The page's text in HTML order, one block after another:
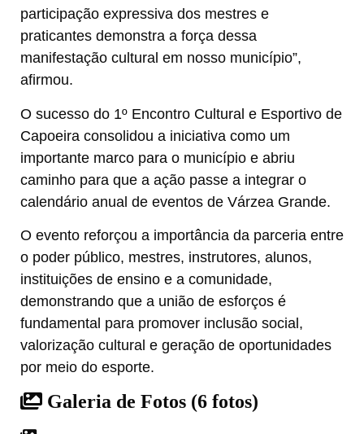
participação expressiva dos mestres e
praticantes demonstra a força dessa
manifestação cultural em nosso município”,
afirmou.
O sucesso do 1º Encontro Cultural e Esportivo de
Capoeira consolidou a iniciativa como um
importante marco para o município e abriu
caminho para que a ação passe a integrar o
calendário anual de eventos de Várzea Grande.
O evento reforçou a importância da parceria entre
o poder público, mestres, instrutores, alunos,
instituições de ensino e a comunidade,
demonstrando que a união de esforços é
fundamental para promover inclusão social,
valorização cultural e geração de oportunidades
por meio do esporte.
Galeria de Fotos (6 fotos)